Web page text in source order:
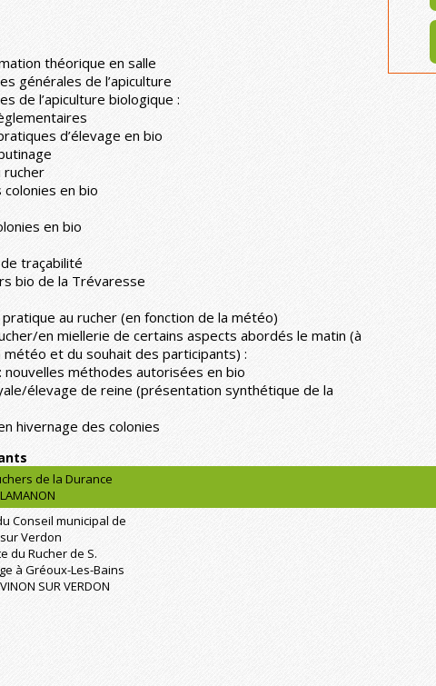
théorique en salle
générales de l’apiculture
de l’apiculture biologique :
d’élevage en bio
rucher
colonies en bio
en bio
traçabilité
bio de la Trévaresse
au rucher (en fonction de la météo)
en miellerie de certains aspects abordés le matin (à
et du souhait des participants) :
méthodes autorisées en bio
élevage de reine (présentation synthétique de la
hivernage des colonies
de la Durance
Conseil municipal de
Verdon
du Rucher de S.
à Gréoux-Les-Bains
SUR VERDON